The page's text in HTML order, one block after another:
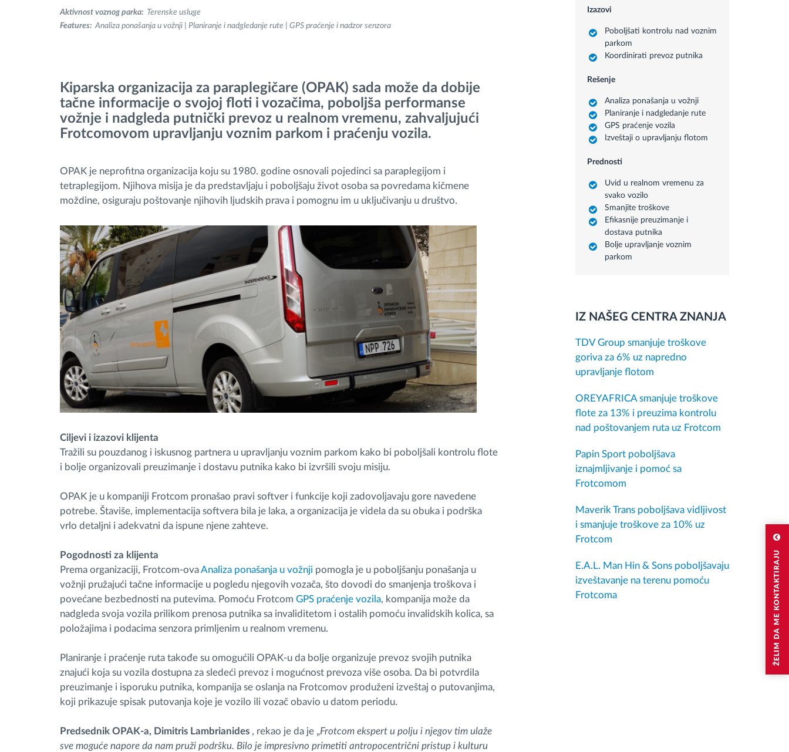
ŽELIM DA ME KONTAKTIRAJU
Upravljanje gorivom
Automatska identifikacija vozača
Otkrijte sve funkcije
Aktivnost voznog parka: Terenske usluge
Features: Analiza ponašanja u vožnji | Planiranje i nadgledanje rute | GPS praćenje i nadzor senzora
Kiparska organizacija za paraplegičare (OPAK) sada može da dobije
tačne informacije o svojoj floti i vozačima, poboljša performanse
vožnje i nadgleda putnički prevoz u realnom vremenu, zahvaljujući
Frotcomovom upravljanju voznim parkom i praćenju vozila.
OPAK je neprofitna organizacija koju su 1980. godine osnovali pojedinci sa paraplegijom i
tetraplegijom. Njihova misija je da predstavljaju i poboljšaju život osoba sa povredama kičmene
moždine, osiguraju poštovanje njihovih ljudskih prava i pomognu im u uključivanju u društvo.
Ciljevi i izazovi klijenta
Tražili su pouzdanog i iskusnog partnera u upravljanju voznim parkom kako bi poboljšali kontrolu flote
i bolje organizovali preuzimanje i dostavu putnika kako bi izvršili svoju misiju.
OPAK je u kompaniji Frotcom pronašao pravi softver i funkcije koji zadovoljavaju gore navedene
potrebe. Štaviše, implementacija softvera bila je laka, a organizacija je videla da su obuka i podrška
vrlo detaljni i adekvatni da ispune njene zahteve.
Pogodnosti za klijenta
Prema organizaciji, Frotcom-ovaAnaliza ponašanja u vožnji pomogla je u poboljšanju ponašanja u
vožnji pružajući tačne informacije u pogledu njegovih vozača, što dovodi do smanjenja troškova i
povećane bezbednosti na putevima. Pomoću Frotcom GPS praćenje vozila, kompanija može da
nadgleda svoja vozila prilikom prenosa putnika sa invaliditetom i ostalih pomoću invalidskih kolica, sa
položajima i podacima senzora primljenim u realnom vremenu.
Planiranje i praćenje ruta takođe su omogućili OPAK-u da bolje organizuje prevoz svojih putnika
znajući koja su vozila dostupna za sledeći prevoz i mogućnost prevoza više osoba. Da bi potvrdila
preuzimanje i isporuku putnika, kompanija se oslanja na Frotcomov produženi izveštaj o putovanjima,
koji prikazuje spisak putovanja koje je vozilo ili vozač obavio u datom periodu.
Predsednik OPAK-a, Dimitris Lambrianides , rekao je da je „Frotcom ekspert u polju i njegov tim ulaže
sve moguće napore da nam pruži podršku. Bilo je impresivno primetiti antropocentrični pristup i kulturu
Izazovi
Poboljšati kontrolu nad voznim
parkom
Koordinirati prevoz putnika
Rešenje
Analiza ponašanja u vožnji
Planiranje i nadgledanje rute
GPS praćenje vozila
Izveštaji o upravljanju flotom
Prednosti
Uvid u realnom vremenu za
svako vozilo
Smanjite troškove
Efikasnije preuzimanje i
dostava putnika
Bolje upravljanje voznim
parkom
IZ NAŠEG CENTRA ZNANJA
TDV Group smanjuje troškove
goriva za 6% uz napredno
upravljanje flotom
OREYAFRICA smanjuje troškove
flote za 13% i preuzima kontrolu
nad poštovanjem ruta uz Frotcom
Papin Sport poboljšava
iznajmljivanje i pomoć sa
Frotcomom
Maverik Trans poboljšava vidljivost
i smanjuje troškove za 10% uz
Frotcom
E.A.L. Man Hin & Sons poboljšavaju
izveštavanje na terenu pomoću
Frotcoma